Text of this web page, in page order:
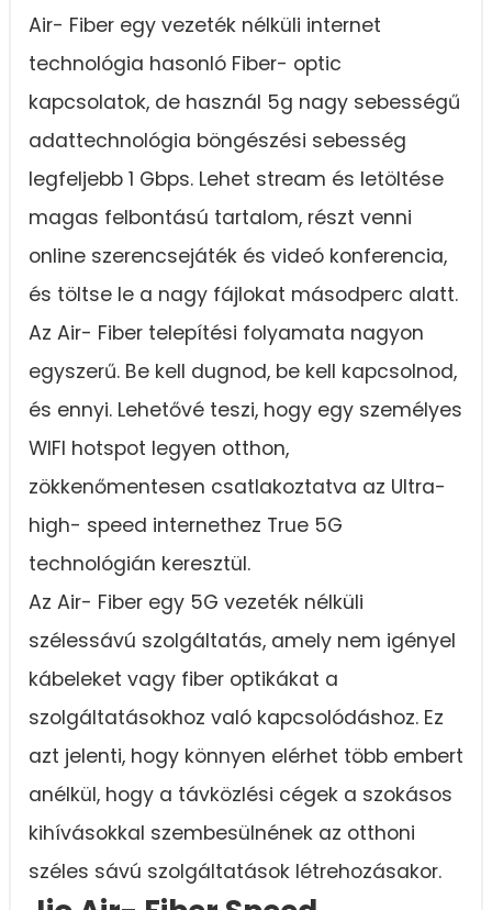
Air- Fiber egy vezeték nélküli internet
technológia hasonló Fiber- optic
kapcsolatok, de használ 5g nagy sebességű
adattechnológia böngészési sebesség
legfeljebb 1 Gbps. Lehet stream és letöltése
magas felbontású tartalom, részt venni
online szerencsejáték és videó konferencia,
és töltse le a nagy fájlokat másodperc alatt.
Az Air- Fiber telepítési folyamata nagyon
egyszerű. Be kell dugnod, be kell kapcsolnod,
és ennyi. Lehetővé teszi, hogy egy személyes
WIFI hotspot legyen otthon,
zökkenőmentesen csatlakoztatva az Ultra-
high- speed internethez True 5G
technológián keresztül.
Az Air- Fiber egy 5G vezeték nélküli
szélessávú szolgáltatás, amely nem igényel
kábeleket vagy fiber optikákat a
szolgáltatásokhoz való kapcsolódáshoz. Ez
azt jelenti, hogy könnyen elérhet több embert
anélkül, hogy a távközlési cégek a szokásos
kihívásokkal szembesülnének az otthoni
széles sávú szolgáltatások létrehozásakor.